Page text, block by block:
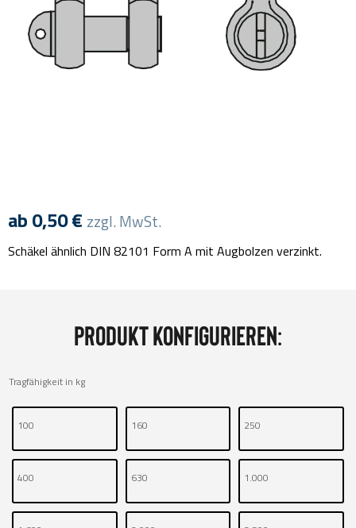
ab0,50€ zzgl. MwSt.
Schäkel ähnlich DIN 82101 Form A mit Augbolzen verzinkt.
Produkt konfigurieren:
Tragfähigkeit in kg
100 160 250
400 630 1.000